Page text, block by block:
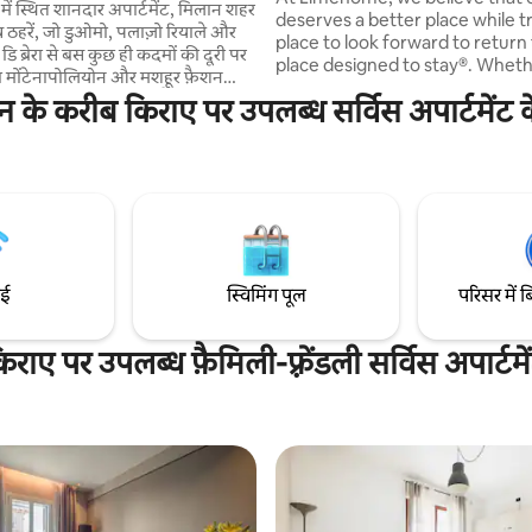
में स्थित शानदार अपार्टमेंट, मिलान शहर
ठहरें, जो डुओमो, पलाज़ो रियाले और
ब्रेरा से बस कुछ ही कदमों की दूरी पर
मोंटेनापोलियोन और मशहूर फ़ैशन
पर होंगे। मिलान फ़ैशन वीक
वीक के दौरान, पूरा इलाका
deserves a better place while
place to look forward to return
place designed to stay®.
are looking for a home away
or a quiet place to work - our
staff on-site makes your stay
convenient.
के करीब किराए पर उपलब्ध सर्विस अपार्टमेंट
स्विमिंग पूल परिसर में
पर उपलब्ध फ़ैमिली-फ़्रेंडली सर्विस